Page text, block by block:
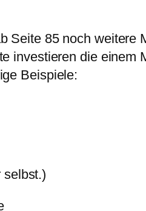
Seite 85 noch
investieren die einem
Beispiele:
selbst.)